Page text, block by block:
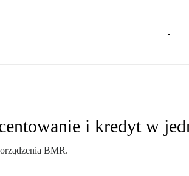
i kredyt w
BMR.